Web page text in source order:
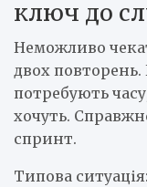
ключ до
Неможливо
двох повторень.
потребують
хочуть.
спринт.
Типова